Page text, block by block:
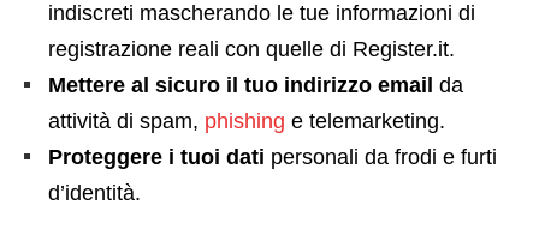
indiscreti mascherando le tue informazioni di
registrazione reali con quelle di Register.it.
Mettere al sicuro il tuo indirizzo email da
attività di spam, phishing e telemarketing.
Proteggere i tuoi dati personali da frodi e furti
d’identità.